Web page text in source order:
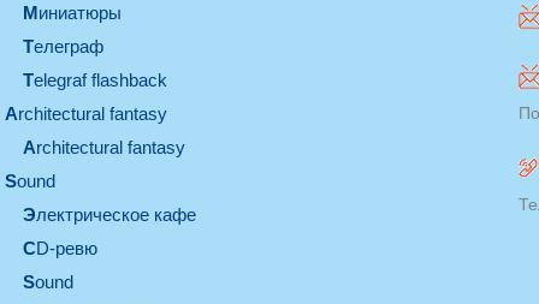
миниатюры
телеграф
Telegraf flashback
architectural fantasy
architectural fantasy
sound
электрическое кафе
CD-ревю
sound